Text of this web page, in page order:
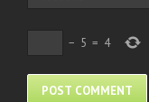
− 5 = 4